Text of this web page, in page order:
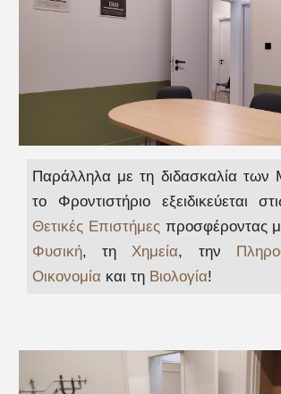
Παράλληλα με τη διδασκαλία των
το Φροντιστήριο εξειδικεύεται
Θετικές Επιστήμες προσφέροντας
Φυσική, τηΧημεία, την
Οικονομία και τη Βιολογία!